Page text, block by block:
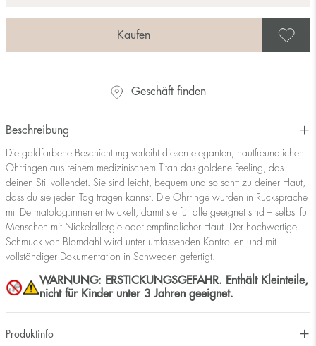
Geschäft finden
Beschreibung
Die goldfarbene Beschichtung verleiht diesen eleganten, hautfreundlichen
Ohrringen aus reinem medizinischem Titan das goldene Feeling, das
deinen Stil vollendet. Sie sind leicht, bequem und so sanft zu deiner Haut,
dass du sie jeden Tag tragen kannst. Die Ohrringe wurden in Rücksprache
mit Dermatolog:innen entwickelt, damit sie für alle geeignet sind – selbst für
Menschen mit Nickelallergie oder empfindlicher Haut. Der hochwertige
Schmuck von Blomdahl wird unter umfassenden Kontrollen und mit
vollständiger Dokumentation in Schweden gefertigt.
WARNUNG: ERSTICKUNGSGEFAHR. Enthält Kleinteile,
nicht für Kinder unter 3 Jahren geeignet.
Produktinfo